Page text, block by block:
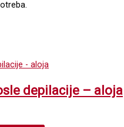
depilacije – aloja